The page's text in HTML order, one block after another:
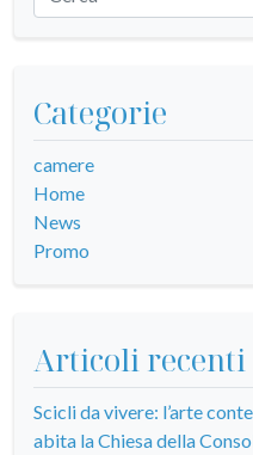
Categorie
camere
Home
News
Promo
Articoli recenti
Scicli da vivere: l’arte
abita la Chiesa della